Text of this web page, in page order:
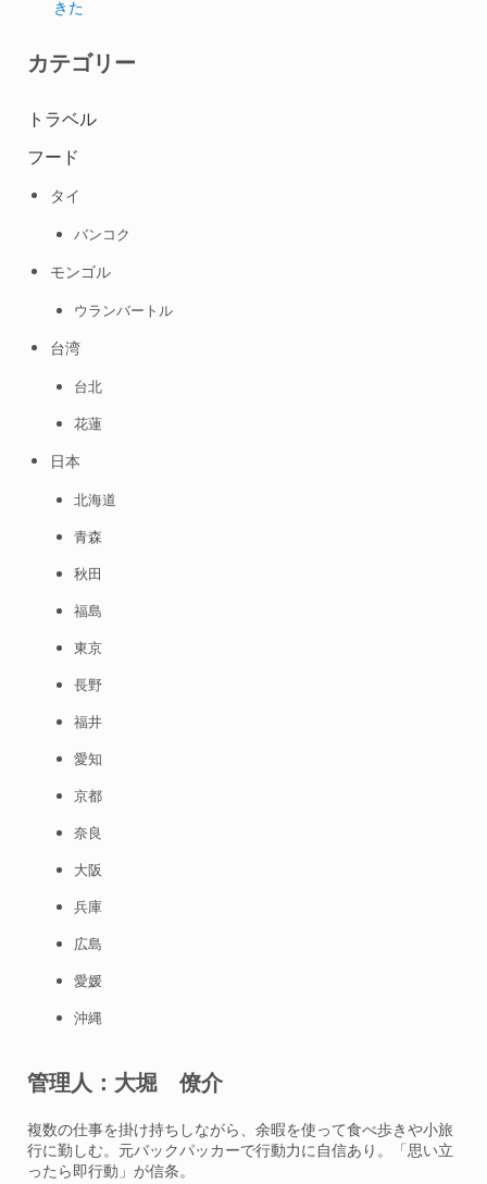
きた
カテゴリー
トラベル
フード
タイ
バンコク
モンゴル
ウランバートル
台湾
台北
花蓮
日本
北海道
青森
秋田
福島
東京
長野
福井
愛知
京都
奈良
大阪
兵庫
広島
愛媛
沖縄
管理人：大堀 僚介
複数の仕事を掛け持ちしながら、余暇を使って食べ歩きや小旅
行に勤しむ。元バックパッカーで行動力に自信あり。「思い立
ったら即行動」が信条。